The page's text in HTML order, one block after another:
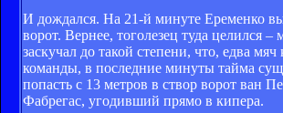
И дождался. На 21-й минуте Еременко
ворот. Вернее, тоголезец туда
заскучал до такой степени, что, едва
команды, в последние минуты тайма
попасть с 13 метров в створ ворот ван
Фабрегас, угодивший прямо в кипера.